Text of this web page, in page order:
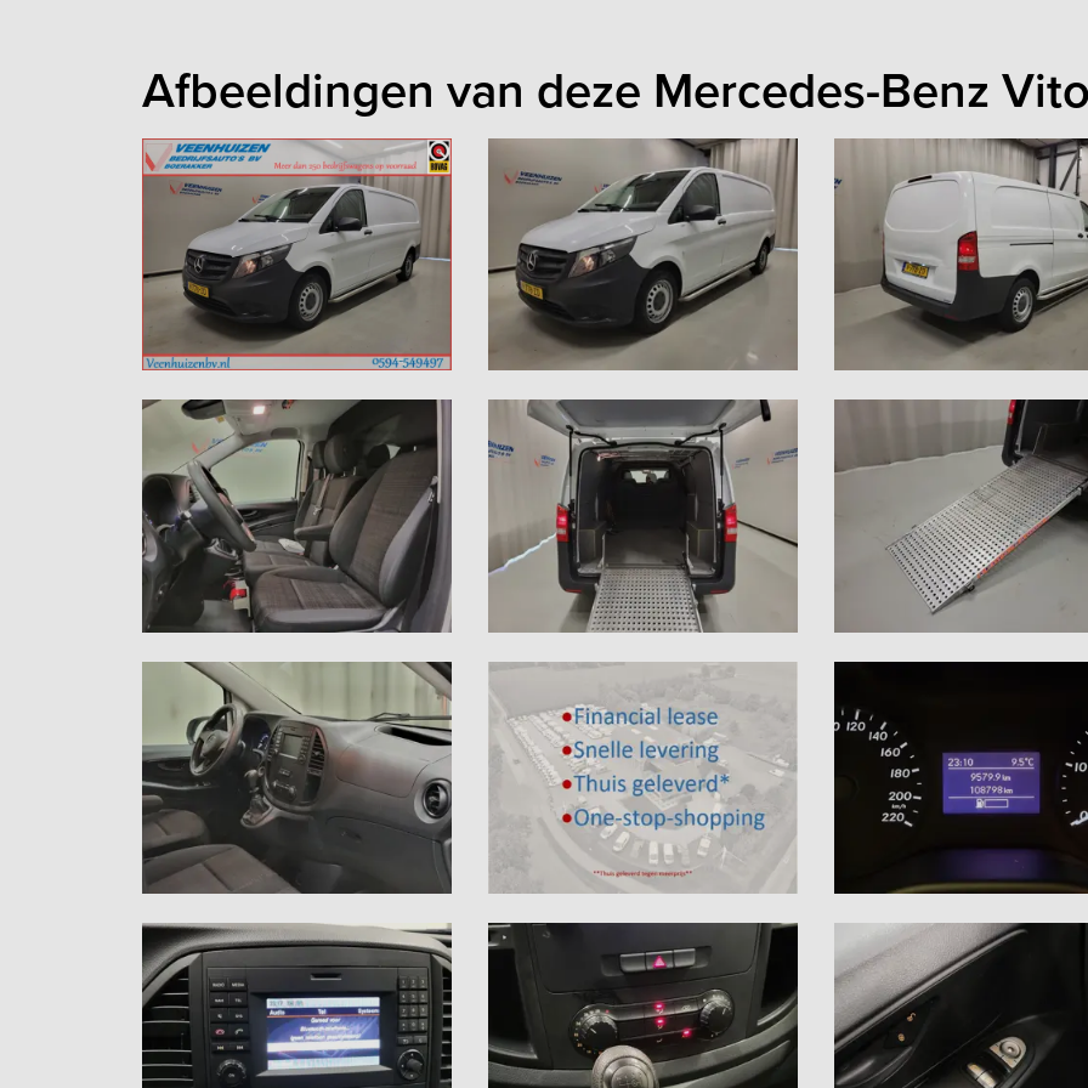
Afbeeldingen van deze Mercedes-Benz